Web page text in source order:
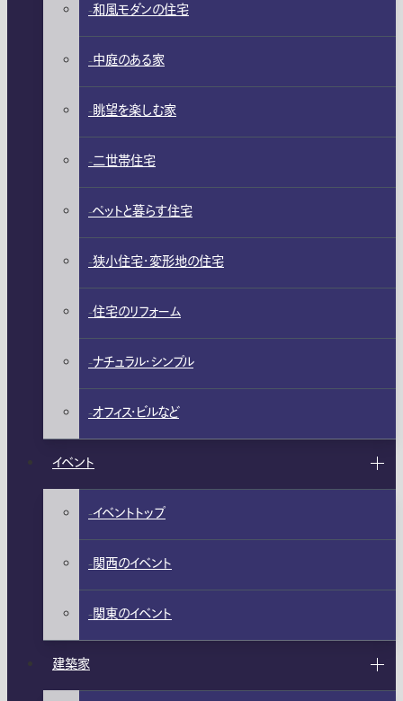
和風モダンの住宅
中庭のある家
眺望を楽しむ家
二世帯住宅
ペットと暮らす住宅
狭小住宅・変形地の住宅
住宅のリフォーム
ナチュラル・シンプル
オフィス・ビルなど
イベント
イベントトップ
関西のイベント
関東のイベント
建築家